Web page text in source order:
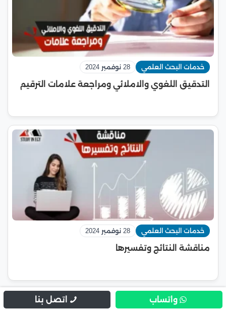
خدمات البحث العلمي 28 نوفمبر 2024
التدقيق اللغوي والاملائي ومراجعة علامات الترقيم
خدمات البحث العلمي 28 نوفمبر 2024
مناقشة النتائج وتفسيرها
واتساب اتصل بنا